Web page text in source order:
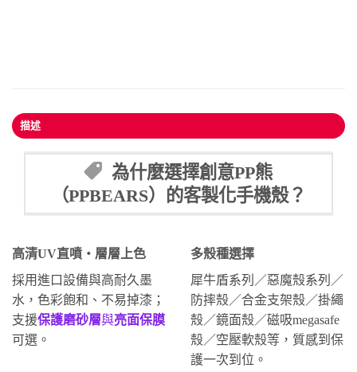
描述
為什麼選擇創意PP熊
（PPBEARS）的客製化手機殼？
高清UV直噴・層層上色
採用進口設備與高耐久墨
水，色彩飽和、不易掉漆；
支援保護磨砂層與亮面保膜
可選。
多殼種選擇
犀牛盾系列／惡魔殼系列／
防摔殼／合金支架殼／掛繩
殼／鏡面殼／磁吸megasafe
殼／空壓軟殼等，質感到保
護一次到位。